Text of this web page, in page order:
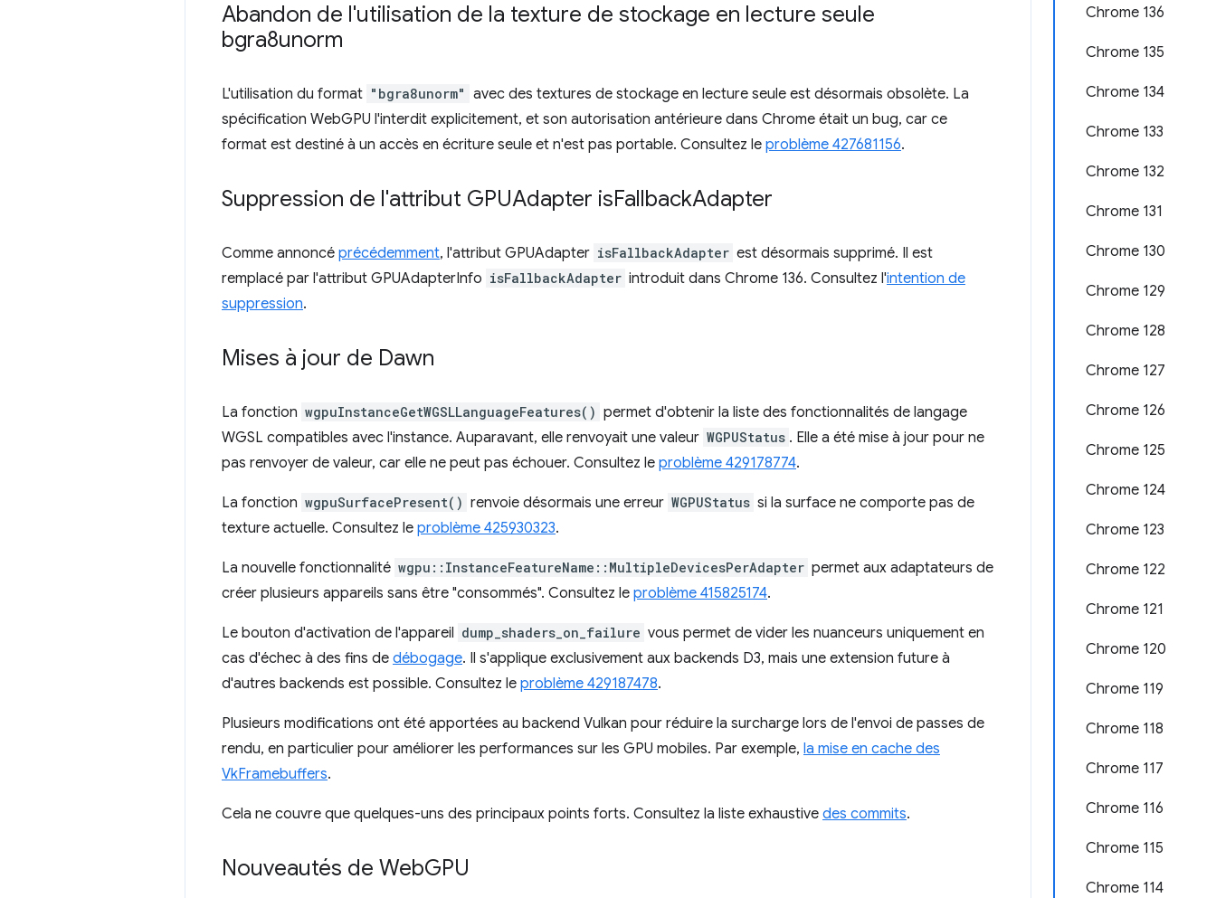
Chrome 136
Chrome 135
Chrome 134
Chrome 133
Chrome 132
Chrome 131
Chrome 130
Chrome 129
Chrome 128
Chrome 127
Chrome 126
Chrome 125
Chrome 124
Chrome 123
Chrome 122
Chrome 121
Chrome 120
Chrome 119
Chrome 118
Chrome 117
Chrome 116
Chrome 115
Chrome 114
Abandon de l'utilisation de la texture de stockage en lecture seule
bgra8unorm
L'utilisation du format "bgra8unorm" avec des textures de stockage en lecture seule est désormais obsolète. La
spécification WebGPU l'interdit explicitement, et son autorisation antérieure dans Chrome était un bug, car ce
format est destiné à un accès en écriture seule et n'est pas portable. Consultez le problème 427681156.
Suppression de l'attribut GPUAdapter isFallbackAdapter
Comme annoncé précédemment, l'attribut GPUAdapter isFallbackAdapter est désormais supprimé. Il est
remplacé par l'attribut GPUAdapterInfo isFallbackAdapter introduit dans Chrome 136. Consultez l'intention de
suppression.
Mises à jour de Dawn
La fonction wgpuInstanceGetWGSLLanguageFeatures() permet d'obtenir la liste des fonctionnalités de langage
WGSL compatibles avec l'instance. Auparavant, elle renvoyait une valeur WGPUStatus . Elle a été mise à jour pour ne
pas renvoyer de valeur, car elle ne peut pas échouer. Consultez le problème 429178774.
La fonction wgpuSurfacePresent() renvoie désormais une erreur WGPUStatus si la surface ne comporte pas de
texture actuelle. Consultez le problème 425930323.
La nouvelle fonctionnalité wgpu::InstanceFeatureName::MultipleDevicesPerAdapter permet aux adaptateurs de
créer plusieurs appareils sans être "consommés". Consultez le problème 415825174.
Le bouton d'activation de l'appareil dump_shaders_on_failure vous permet de vider les nuanceurs uniquement en
cas d'échec à des fins de débogage. Il s'applique exclusivement aux backends D3, mais une extension future à
d'autres backends est possible. Consultez le problème 429187478.
Plusieurs modifications ont été apportées au backend Vulkan pour réduire la surcharge lors de l'envoi de passes de
rendu, en particulier pour améliorer les performances sur les GPU mobiles. Par exemple, la mise en cache des
VkFramebuffers.
Cela ne couvre que quelques-uns des principaux points forts. Consultez la liste exhaustive des commits.
Nouveautés de WebGPU